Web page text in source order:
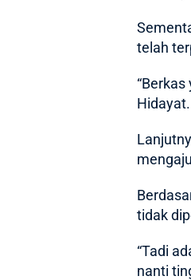
telah
Hidayat.
tidak
“Tadi
nanti